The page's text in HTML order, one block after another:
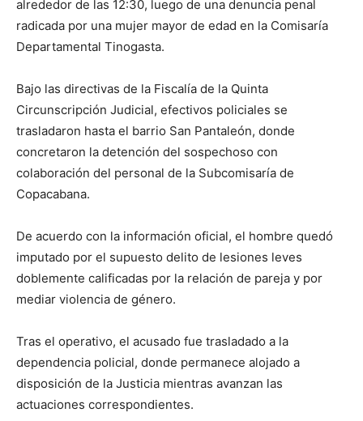
alrededor de las 12:30, luego de una denuncia penal
radicada por una mujer mayor de edad en la Comisaría
Departamental Tinogasta.
Bajo las directivas de la Fiscalía de la Quinta
Circunscripción Judicial, efectivos policiales se
trasladaron hasta el barrio San Pantaleón, donde
concretaron la detención del sospechoso con
colaboración del personal de la Subcomisaría de
Copacabana.
De acuerdo con la información oficial, el hombre quedó
imputado por el supuesto delito de lesiones leves
doblemente calificadas por la relación de pareja y por
mediar violencia de género.
Tras el operativo, el acusado fue trasladado a la
dependencia policial, donde permanece alojado a
disposición de la Justicia mientras avanzan las
actuaciones correspondientes.